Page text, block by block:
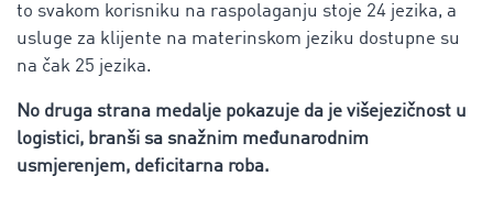
to svakom korisniku na raspolaganju stoje 24 jezika, a
usluge za klijente na materinskom jeziku dostupne su
na čak 25 jezika.
No druga strana medalje pokazuje da je višejezičnost u
logistici, branši sa snažnim međunarodnim
usmjerenjem, deficitarna roba.